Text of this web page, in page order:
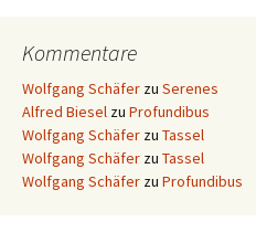
Kommentare
Wolfgang Schäfer zu Serenes
Alfred Biesel zu Profundibus
Wolfgang Schäfer zu Tassel
Wolfgang Schäfer zu Tassel
Wolfgang Schäfer zu Profundibus